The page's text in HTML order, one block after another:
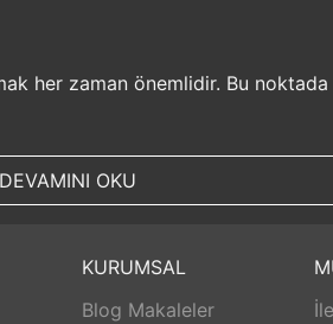
her zaman önemlidir. Bu
güvende olduğunu bilerek,
hızlı bir şekilde ulaştırılır. Bu
ve değişim imkanı
deneyiminizde herhangi bir
durur ve satış sonrası
DEVAMINI OKU
KURUMSAL
Blog Makaleler